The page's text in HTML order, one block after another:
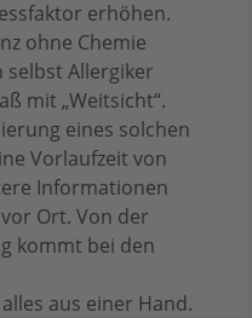
erhöhen.
ohne Chemie
Allergiker
mit „Weitsicht“.
eines solchen
Vorlaufzeit von
Informationen
Ort. Von der
kommt bei den
aus einer Hand.